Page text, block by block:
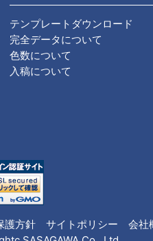
テンプレートダウンロード
完全データについて
色数について
入稿について
護方針 サイトポリシー
会社